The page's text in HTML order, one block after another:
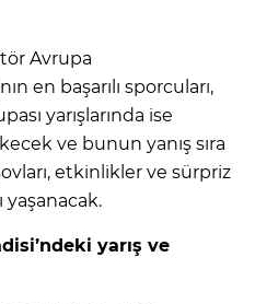
Avrupa
en başarılı sporcuları,
yarışlarında ise
ve bunun yanış sıra
etkinlikler ve sürpriz
yaşanacak.
yarış ve